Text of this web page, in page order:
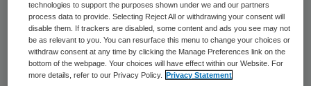
Goodwill is een boekhoudkundige term voor
de meerwaarde van een bedrijf boven op de
reguliere prijs van alle bezittingen. Bij een
technologies to support the purposes shown under we and our partners
process data to provide. Selecting Reject All or withdrawing your consent will
disable them. If trackers are disabled, some content and ads you see may not
be as relevant to you. You can resurface this menu to change your choices or
withdraw consent at any time by clicking the Manage Preferences link on the
bottom of the webpage. Your choices will have effect within our Website. For
more details, refer to our Privacy Policy.
Privacy Statement